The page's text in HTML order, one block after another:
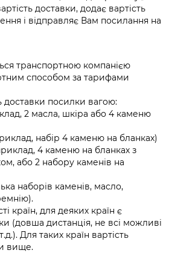
доставки, додає вартість
і відправляє Вам посилання на
транспортною компанією
способом за тарифами
доставки посилки вагою:
2 масла, шкіра або 4 каменю
набір 4 каменю на бланках)
4 каменю на бланках з
або 2 набору каменів на
наборів каменів, масло,
країн, для деяких країн є
(довша дистанція, не всі можливі
Для таких країн вартість
вище.